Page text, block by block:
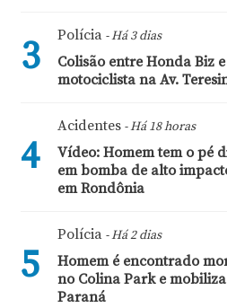
3 Polícia- Há 3 dias
Colisão entre Honda Biz
motociclista na Av.
4
Acidentes- Há 18 horas
Vídeo: Homem tem o pé
em bomba de alto
em Rondônia
5
Polícia- Há 2 dias
Homem é encontrado
no Colina Park e
Paraná